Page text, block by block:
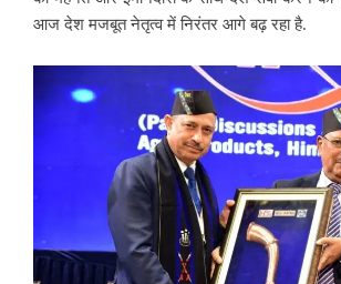
आज देश मजबूत नेतृत्व में निरंतर आगे बढ़ रहा है.